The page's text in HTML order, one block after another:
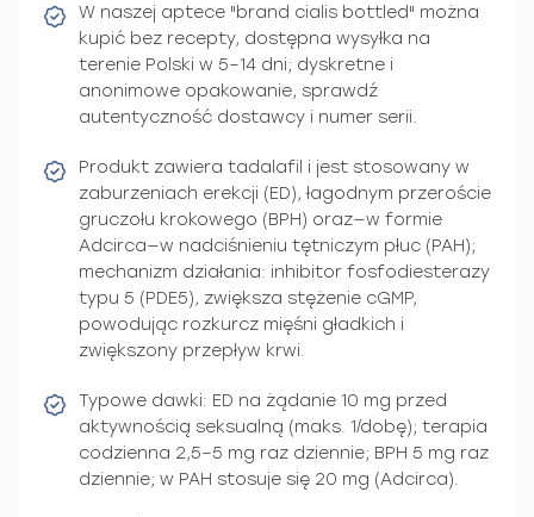
W naszej aptece "brand cialis bottled" można
kupić bez recepty, dostępna wysyłka na
terenie Polski w 5–14 dni; dyskretne i
anonimowe opakowanie, sprawdź
autentyczność dostawcy i numer serii.
Produkt zawiera tadalafil i jest stosowany w
zaburzeniach erekcji (ED), łagodnym przeroście
gruczołu krokowego (BPH) oraz—w formie
Adcirca—w nadciśnieniu tętniczym płuc (PAH);
mechanizm działania: inhibitor fosfodiesterazy
typu 5 (PDE5), zwiększa stężenie cGMP,
powodując rozkurcz mięśni gładkich i
zwiększony przepływ krwi.
Typowe dawki: ED na żądanie 10 mg przed
aktywnością seksualną (maks. 1/dobę); terapia
codzienna 2,5–5 mg raz dziennie; BPH 5 mg raz
dziennie; w PAH stosuje się 20 mg (Adcirca).